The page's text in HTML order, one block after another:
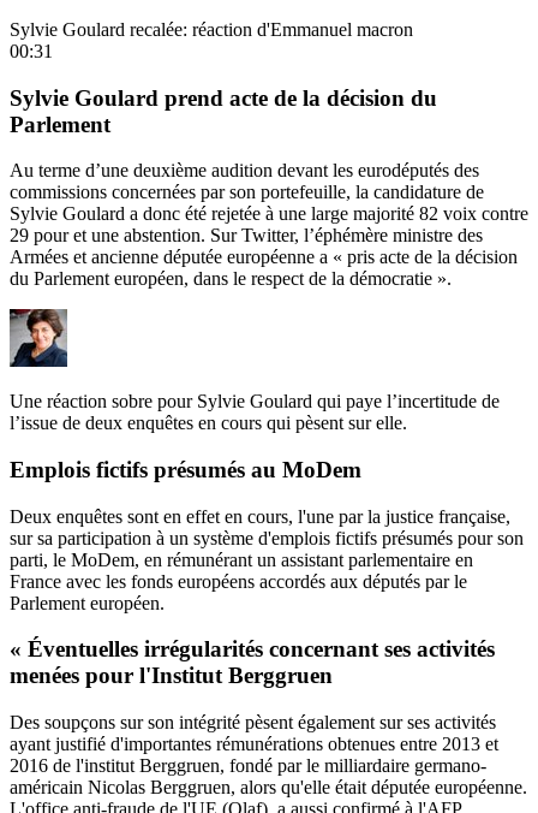
Sylvie Goulard recalée: réaction d'Emmanuel macron
00:31
Sylvie Goulard prend acte de la décision du
Parlement
Au terme d’une deuxième audition devant les eurodéputés des
commissions concernées par son portefeuille, la candidature de
Sylvie Goulard a donc été rejetée à une large majorité 82 voix contre
29 pour et une abstention. Sur Twitter, l’éphémère ministre des
Armées et ancienne députée européenne a « pris acte de la décision
du Parlement européen, dans le respect de la démocratie ».
Une réaction sobre pour Sylvie Goulard qui paye l’incertitude de
l’issue de deux enquêtes en cours qui pèsent sur elle.
Emplois fictifs présumés au MoDem
Deux enquêtes sont en effet en cours, l'une par la justice française,
sur sa participation à un système d'emplois fictifs présumés pour son
parti, le MoDem, en rémunérant un assistant parlementaire en
France avec les fonds européens accordés aux députés par le
Parlement européen.
« Éventuelles irrégularités concernant ses activités
menées pour l'Institut Berggruen
Des soupçons sur son intégrité pèsent également sur ses activités
ayant justifié d'importantes rémunérations obtenues entre 2013 et
2016 de l'institut Berggruen, fondé par le milliardaire germano-
américain Nicolas Berggruen, alors qu'elle était députée européenne.